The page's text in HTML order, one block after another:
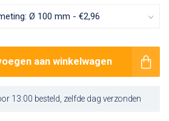
aan winkelwagen
13:00 besteld, zelfde dag verzonden